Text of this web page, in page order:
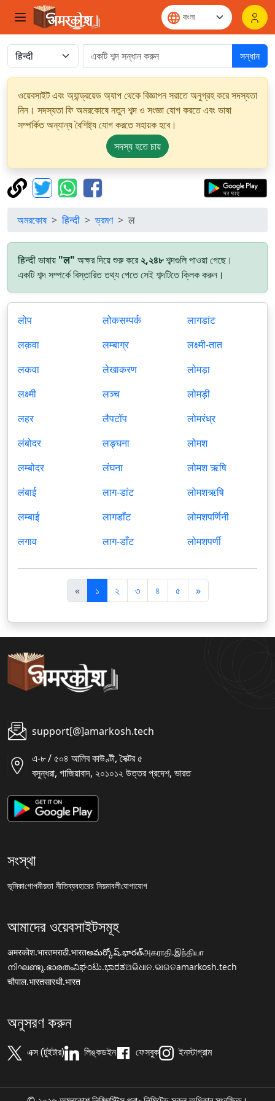
সন্ধান
ওয়েবসাইট এবং অ্যান্ড্রয়েড অ্যাপ থেকে বিজ্ঞাপন সরাতে অনুগ্রহ করে সদস্যতা
নিন। সদস্যতা ফি অমরকোষে নতুন শব্দ ও সংজ্ঞা যোগ করতে এবং ভাষা
সম্পর্কিত অন্যান্য বৈশিষ্ট্য যোগ করতে সহায়ক হবে।
সদস্য হতে চায়
অমরকোষ हिन्दी ভ্রমণ ल
हिन्दी ভাষায় "ल" অক্ষর দিয়ে শুরু করে২,২৪৮শব্দগুলি পাওয়া গেছে।
একটি শব্দ সম্পর্কে বিস্তারিত তথ্য পেতে সেই শব্দটিতে ক্লিক করুন।
लोप
लक़वा
लकवा
लक्ष्मी
लहर
लंबोदर
लम्बोदर
लंबाई
लम्बाई
लगाव
लोकसम्पर्क
लम्बाग्र
लेखाकरण
लञ्च
लैपटॉप
लङ्घना
लंघना
लाग-डांट
लागडाँट
लाग-डाँट
लागडांट
लक्ष्मी-तात
लोमड़ा
लोमड़ी
लोमरंध्र
लोमश
लोमश ऋषि
लोमशऋषि
लोमशपर्णिनी
लोमशपर्णी
«पि
छ
ला
১ ২ ৩ ৪ ৫ »अ
ग
ला
support[@]amarkosh.tech
এ-৮ / ৫০৪ আলিব কাউণ্টী, সৈক্টর ৫
বসুন্ধরা, গাজিয়াবাদ, ২০১০১২ উত্তর প্রদেশ, ভারত
সংস্থা
ভূমিকাগোপনীয়তা নীতিব্যবহারের নিয়মাবলীযোগাযোগ
আমাদের ওয়েবসাইটসমূহ
अमरकोश.भारतमराठी.भारतఅమర్కోష్.భారత్அகராதி.இந்தியா
നിഘണ്ടു.ഭാരതംನಿಘಂಟು.ಭಾರತଅଭିଧାନ.ଭାରତamarkosh.tech
चौपाल.भारतसारथी.भारत
অনুসরণ করুন
এক্স (টুইটার) লিঙ্কডইন ফেসবুক ইনস্টাগ্রাম